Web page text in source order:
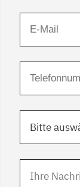
Bitte